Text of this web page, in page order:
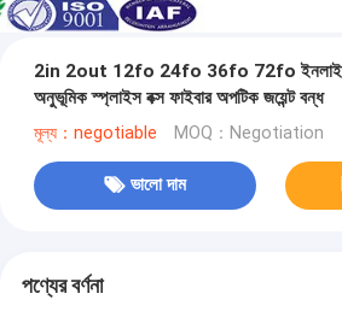
2in 2out 12fo 24fo 36fo 72fo ইনলাইন
অনুভূমিক স্প্লাইস বক্স ফাইবার অপটিক জয়েন্ট বন্ধ
মূল্য：negotiable MOQ：Negotiation
ভালো দাম
পণ্যের বর্ণনা